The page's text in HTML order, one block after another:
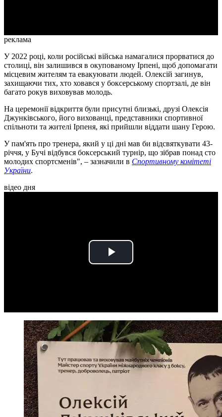
реклама
У 2022 році, коли російські війська намагалися прорватися до
столиці, він залишився в окупованому Ірпені, щоб допомагати
місцевим жителям та евакуювати людей. Олексій загинув,
захищаючи тих, хто ховався у боксерському спортзалі, де він
багато рокув виховував молодь.
На церемонії відкриття були присутні близькі, друзі Олексія
Джунківського, його вихованці, представники спортивної
спільноти та жителі Ірпеня, які прийшли віддати шану Герою.
У пам'ять про тренера, який у ці дні мав би відсвяткувати 43-
річчя, у Бучі відбувся боксерський турнір, що зібрав понад сто
молодих спортсменів", – зазначили в Спортивному комітеті
України.
відео дня
Play